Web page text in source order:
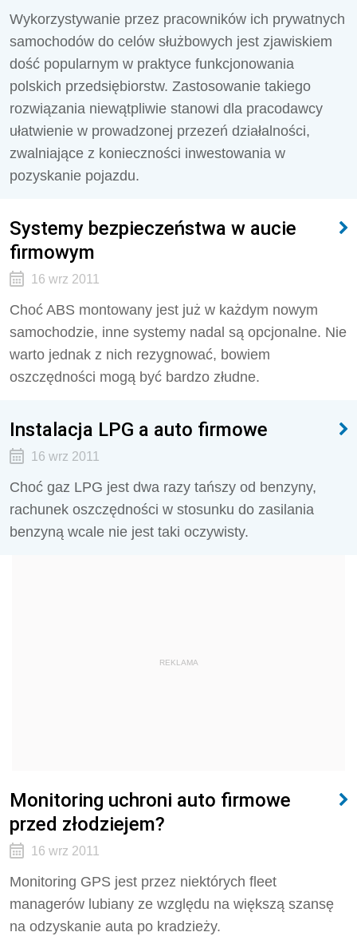
Wykorzystywanie przez pracowników ich prywatnych
samochodów do celów służbowych jest zjawiskiem
dość popularnym w praktyce funkcjonowania
polskich przedsiębiorstw. Zastosowanie takiego
rozwiązania niewątpliwie stanowi dla pracodawcy
ułatwienie w prowadzonej przezeń działalności,
zwalniające z konieczności inwestowania w
pozyskanie pojazdu.
Systemy bezpieczeństwa w aucie
firmowym
16 wrz 2011
Choć ABS montowany jest już w każdym nowym
samochodzie, inne systemy nadal są opcjonalne. Nie
warto jednak z nich rezygnować, bowiem
oszczędności mogą być bardzo złudne.
Instalacja LPG a auto firmowe
16 wrz 2011
Choć gaz LPG jest dwa razy tańszy od benzyny,
rachunek oszczędności w stosunku do zasilania
benzyną wcale nie jest taki oczywisty.
REKLAMA
Monitoring uchroni auto firmowe
przed złodziejem?
16 wrz 2011
Monitoring GPS jest przez niektórych fleet
managerów lubiany ze względu na większą szansę
na odzyskanie auta po kradzieży.